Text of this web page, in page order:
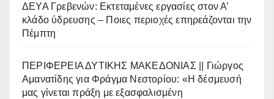
ΔΕΥΑ Γρεβενών: Εκτεταμένες εργασίες στον Α’
κλάδο ύδρευσης – Ποιες περιοχές επηρεάζονται την
Πέμπτη
ΠΕΡΙΦΕΡΕΙΑ ΔΥΤΙΚΗΣ ΜΑΚΕΔΟΝΙΑΣ || Γιώργος
Αμανατίδης για Φράγμα Νεστορίου: «Η δέσμευσή
μας γίνεται πράξη με εξασφαλισμένη